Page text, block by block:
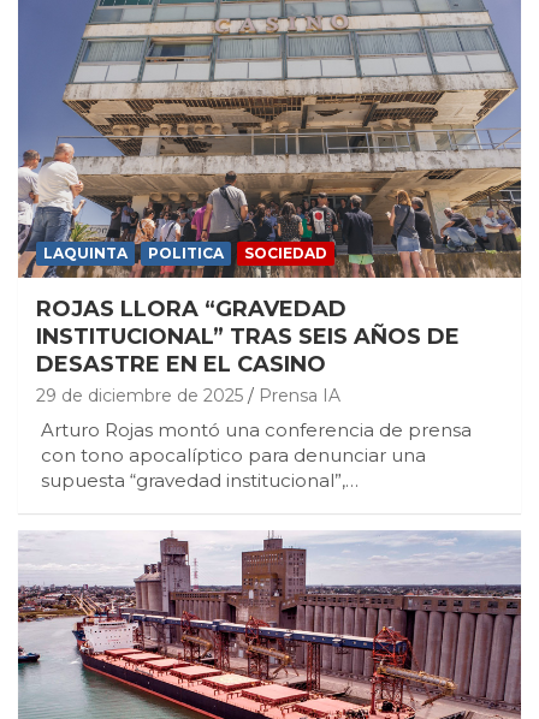
LAQUINTA POLITICA SOCIEDAD
ROJAS LLORA “GRAVEDAD
INSTITUCIONAL” TRAS SEIS AÑOS DE
DESASTRE EN EL CASINO
29 de diciembre de 2025 Prensa IA
Arturo Rojas montó una conferencia de prensa
con tono apocalíptico para denunciar una
supuesta “gravedad institucional”,…